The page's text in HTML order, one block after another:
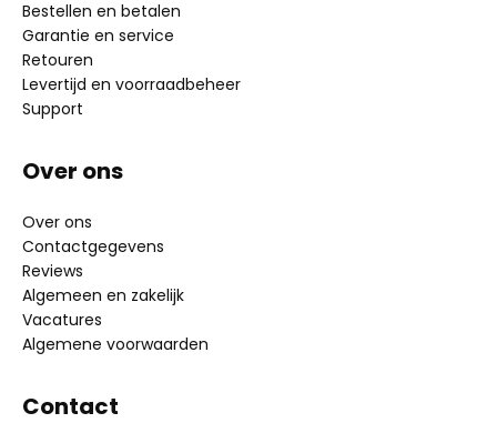
Bestellen en betalen
Garantie en service
Retouren
Levertijd en voorraadbeheer
Support
Over ons
Over ons
Contactgegevens
Reviews
Algemeen en zakelijk
Vacatures
Algemene voorwaarden
Contact